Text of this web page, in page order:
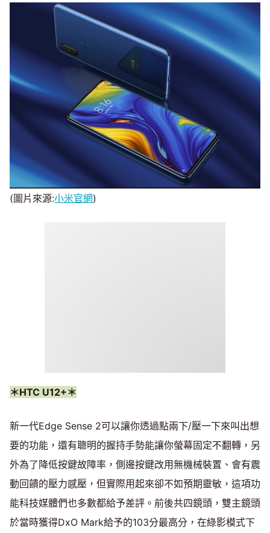
(圖片來源:小米官網)
＊HTC U12+＊
新一代Edge Sense 2可以讓你透過點兩下/壓一下來叫出想
要的功能，還有聰明的握持手勢能讓你螢幕固定不翻轉，另
外為了降低按鍵故障率，側邊按鍵改用無機械裝置、會有震
動回饋的壓力感壓，但實際用起來卻不如預期靈敏，這項功
能科技媒體們也多數都給予差評。前後共四鏡頭，雙主鏡頭
於當時獲得DxO Mark給予的103分最高分，在綠影模式下